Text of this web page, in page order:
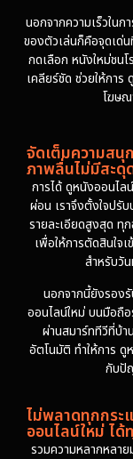
นอกจากความเร็วใน
ของตัวเล่นก็คือจุดเด่
กดเลือก หนังใหม่ชน
เคลียร์ชัด ช่วยให้กา
โฆษณ
จัดเต็มความสนุ
ภาพลื่นไม่มีสะดุ
การได้ ดูหนังออนไ
ผ่อน เราจึงตั้งใจปรั
รายละเอียดสูงสุด ทุ
เพื่อให้การตัดสินใจ
สำหรับวั
นอกจากนี้ยังรอง
ออนไลน์ใหม่ บนมือถื
ผ่านสมาร์ททีวีที่บ้า
อัตโนมัติ ทำให้การ ดู
กับปั
ไม่พลาดทุกกระ
ออนไลน์ใหม่ ได้
รวมความหลากหลาย